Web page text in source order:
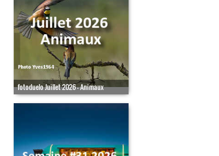
fotoduelo Juillet 2026 - Animaux